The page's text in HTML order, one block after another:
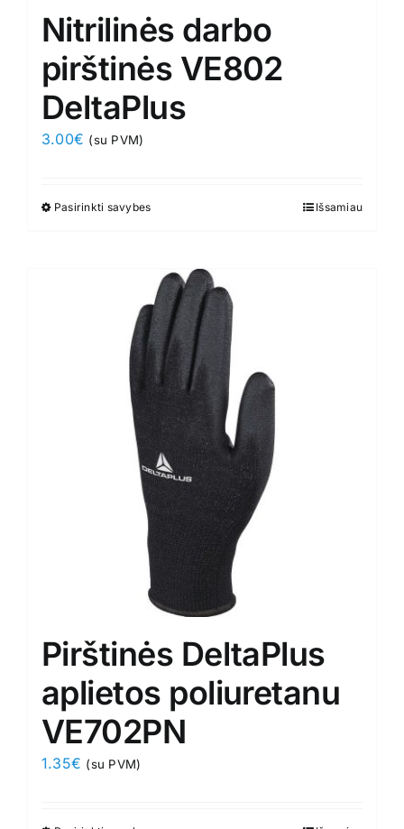
Nitrilinės darbo
pirštinės VE802
DeltaPlus
3.00€ (su PVM)
Pasirinkti savybesThis
multiple
variants.
The
options
may
be
chosen
on
the
product
page
Išsamiau
Pirštinės DeltaPlus
aplietos poliuretanu
VE702PN
1.35€ (su PVM)